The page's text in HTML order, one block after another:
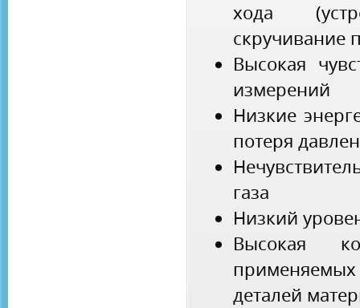
хода
скручивание
Высокая
измерений
Низкие
потеря
газа
Низкий
Высокая
деталей